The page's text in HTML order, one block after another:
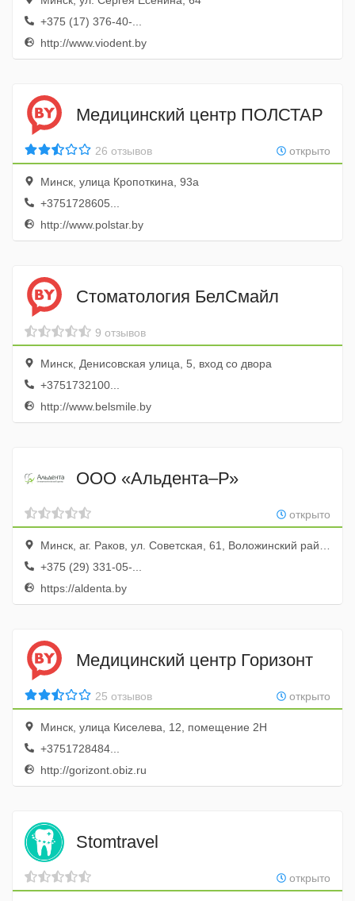
+375 (17) 376-40-...
http://www.viodent.by
Медицинский центр ПОЛСТАР
открыто
26 отзывов
Минск, улица Кропоткина, 93а
+3751728605...
http://www.polstar.by
Стоматология БелСмайл
9 отзывов
Минск, Денисовская улица, 5, вход со двора
+3751732100...
http://www.belsmile.by
ООО «Альдента–Р»
открыто
Минск, аг. Раков, ул. Советская, 61, Воложинский район, Минская область, Республика Беларусь.
+375 (29) 331-05-...
https://aldenta.by
Медицинский центр Горизонт
открыто
25 отзывов
Минск, улица Киселева, 12, помещение 2Н
+3751728484...
http://gorizont.obiz.ru
Stomtravel
открыто